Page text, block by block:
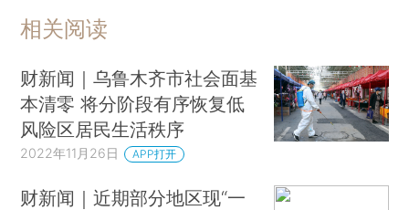
相关阅读
财新闻｜乌鲁木齐市社会面基
本清零 将分阶段有序恢复低
风险区居民生活秩序
2022年11月26日 APP打开
财新闻｜近期部分地区现“一